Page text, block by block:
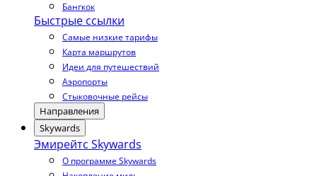
Бангкок
Быстрые ссылки
Самые низкие тарифы
Карта маршрутов
Идеи для путешествий
Аэропорты
Стыковочные рейсы
Направления
Skywards
Эмирейтс Skywards
О программе Skywards